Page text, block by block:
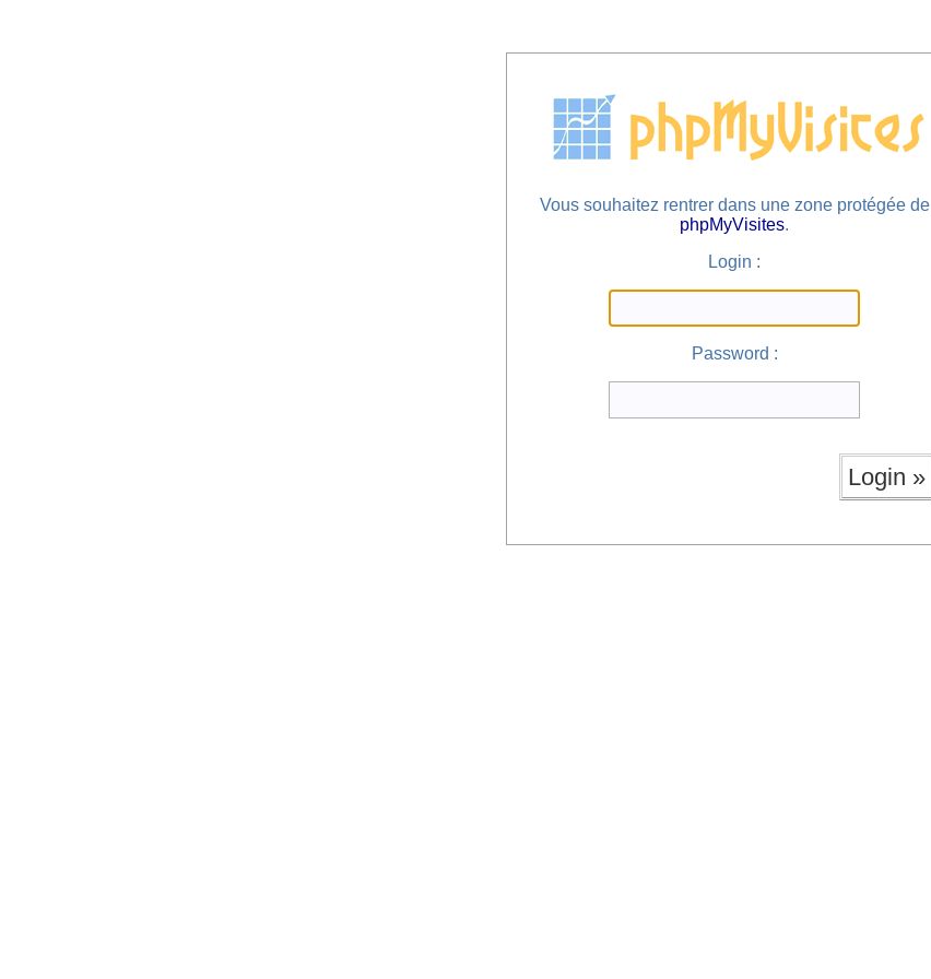
Vous souhaitez rentrer dans une zone protégée de
phpMyVisites.
Login :
Password :